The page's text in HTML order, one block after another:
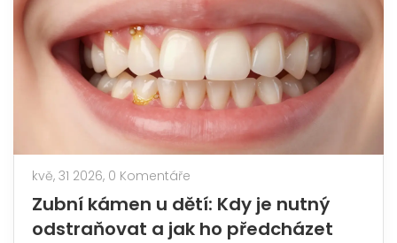
kvě, 31 2026, 0 Komentáře
Zubní kámen u dětí: Kdy je nutný
odstraňovat a jak ho předcházet